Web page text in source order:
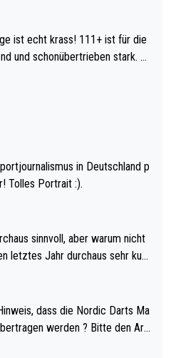
krass! 111+ ist für die
und schonübertrieben stark. U
in Deutschland p
Tolles Portrait :).
sinnvoll, aber warum nicht
Qualifikation des Weltmei
werden ? Bitte den Arti